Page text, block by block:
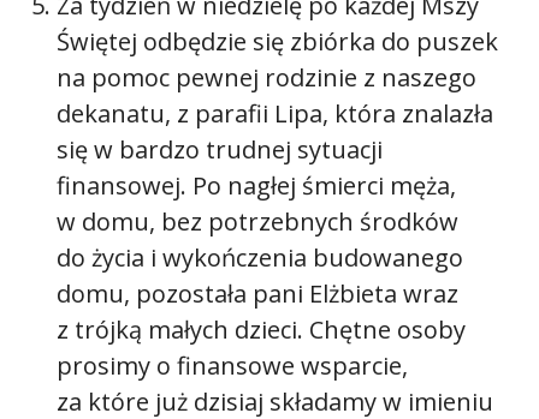
Świętej odbędzie się zbiórka do puszek
na pomoc pewnej rodzinie z naszego
dekanatu, z parafii Lipa, która znalazła
się w bardzo trudnej sytuacji
finansowej. Po nagłej śmierci męża,
w domu, bez potrzebnych środków
do życia i wykończenia budowanego
domu, pozostała pani Elżbieta wraz
z trójką małych dzieci. Chętne osoby
prosimy o finansowe wsparcie,
za które już dzisiaj składamy w imieniu